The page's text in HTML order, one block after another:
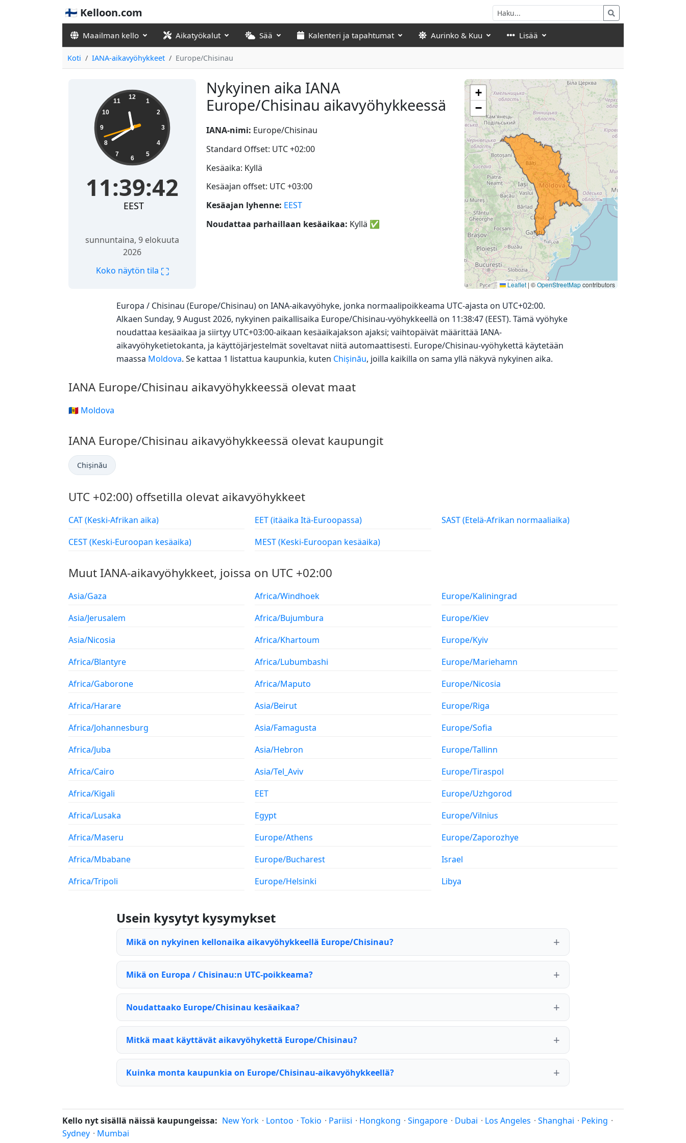
🇫🇮 Kelloon.com
Maailman kello Aikatyökalut Sää Kalenteri ja tapahtumat Aurinko & Kuu Lisää
Koti IANA-aikavyöhykkeet Europe/Chisinau
Nykyinen aika IANA
Europe/Chisinau aikavyöhykkeessä
11:39:43 12
1
2
3
4
5
6
7
8
9
10
11
11:39:43
EEST
sunnuntaina, 9 elokuuta
2026
Koko näytön tila ⛶
IANA-nimi: Europe/Chisinau
Standard Offset: UTC +02:00
Kesäaika: Kyllä
Kesäajan offset: UTC +03:00
Kesäajan lyhenne: EEST
Noudattaa parhaillaan kesäaikaa: Kyllä ✅
+
−
Leaflet | ©OpenStreetMapcontributors
Europa / Chisinau (Europe/Chisinau) on IANA-aikavyöhyke, jonka normaalipoikkeama UTC-ajasta on UTC+02:00.
Alkaen Sunday, 9 August 2026, nykyinen paikallisaika Europe/Chisinau-vyöhykkeellä on 11:38:47 (EEST). Tämä vyöhyke
noudattaa kesäaikaa ja siirtyy UTC+03:00-aikaan kesäaikajakson ajaksi; vaihtopäivät määrittää IANA-
aikavyöhyketietokanta, ja käyttöjärjestelmät soveltavat niitä automaattisesti. Europe/Chisinau-vyöhykettä käytetään
maassa Moldova. Se kattaa 1 listattua kaupunkia, kuten Chișinău, joilla kaikilla on sama yllä näkyvä nykyinen aika.
IANA Europe/Chisinau aikavyöhykkeessä olevat maat
🇲🇩 Moldova
IANA Europe/Chisinau aikavyöhykkeessä olevat kaupungit
Chișinău
UTC +02:00) offsetilla olevat aikavyöhykkeet
CAT (Keski-Afrikan aika)
CEST (Keski-Euroopan kesäaika)
EET (itäaika Itä-Euroopassa)
MEST (Keski-Euroopan kesäaika)
SAST (Etelä-Afrikan normaaliaika)
Muut IANA-aikavyöhykkeet, joissa on UTC +02:00
Asia/Gaza
Asia/Jerusalem
Asia/Nicosia
Africa/Blantyre
Africa/Gaborone
Africa/Harare
Africa/Johannesburg
Africa/Juba
Africa/Cairo
Africa/Kigali
Africa/Lusaka
Africa/Maseru
Africa/Mbabane
Africa/Tripoli
Africa/Windhoek
Africa/Bujumbura
Africa/Khartoum
Africa/Lubumbashi
Africa/Maputo
Asia/Beirut
Asia/Famagusta
Asia/Hebron
Asia/Tel_Aviv
EET
Egypt
Europe/Athens
Europe/Bucharest
Europe/Helsinki
Europe/Kaliningrad
Europe/Kiev
Europe/Kyiv
Europe/Mariehamn
Europe/Nicosia
Europe/Riga
Europe/Sofia
Europe/Tallinn
Europe/Tiraspol
Europe/Uzhgorod
Europe/Vilnius
Europe/Zaporozhye
Israel
Libya
Usein kysytyt kysymykset
Mikä on nykyinen kellonaika aikavyöhykkeellä Europe/Chisinau?
Mikä on Europa / Chisinau:n UTC-poikkeama?
Noudattaako Europe/Chisinau kesäaikaa?
Mitkä maat käyttävät aikavyöhykettä Europe/Chisinau?
Kuinka monta kaupunkia on Europe/Chisinau-aikavyöhykkeellä?
Kello nyt sisällä näissä kaupungeissa: New York · Lontoo · Tokio · Pariisi · Hongkong · Singapore · Dubai · Los Angeles · Shanghai · Peking ·
Sydney · Mumbai